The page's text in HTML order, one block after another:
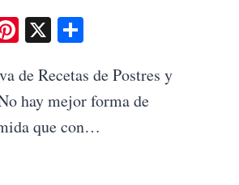
Pinterest
X
de Recetas de Postres y
hay mejor forma de
que con…